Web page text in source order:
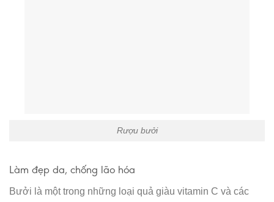
Rượu bưởi
Làm đẹp da, chống lão hóa
Bưởi là một trong những loại quả giàu vitamin C và các